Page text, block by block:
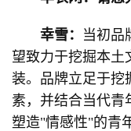
幸雪： 当初品
望致力于挖掘本土
装。品牌立足于挖
素，并结合当代青
塑造"情感性"的青